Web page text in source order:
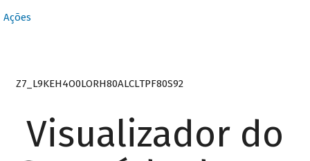
Ações
Z7_L9KEH4O0LORH80ALCLTPF80S92
Visualizador do